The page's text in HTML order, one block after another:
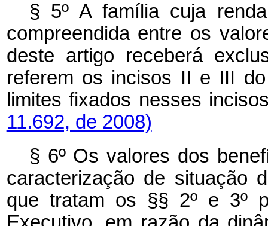
§ 5º A família cuja
compreendida entre os
deste artigo receberá
referem os incisos II e III
limites fixados nesses
11.692, de 2008)
§ 6º Os valores dos
caracterização de situação
que tratam os §§ 2º e 3º